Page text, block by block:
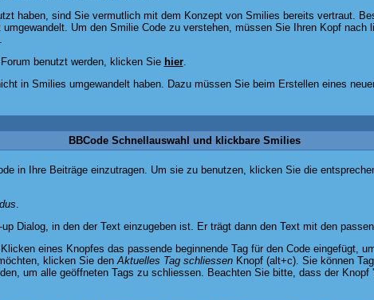
haben, sind Sie vermutlich mit dem Konzept von Smilies bereits vertraut.
Um den Smilie Code zu verstehen, müssen Sie Ihren Kopf nach
benutzt werden, klicken Sie hier.
in Smilies umgewandelt haben. Dazu müssen Sie beim Erstellen eines
BBCode Schnellauswahl und klickbare Smilies
in Ihre Beiträge einzutragen. Um sie zu benutzen, klicken Sie die
.
Dialog, in den der Text einzugeben ist. Er trägt dann den Text mit den
eines Knopfes das passende beginnende Tag für den Code eingefügt,
klicken Sie denAktuelles Tag schliessenKnopf (alt+c). Sie können
um alle geöffneten Tags zu schliessen. Beachten Sie bitte, dass der